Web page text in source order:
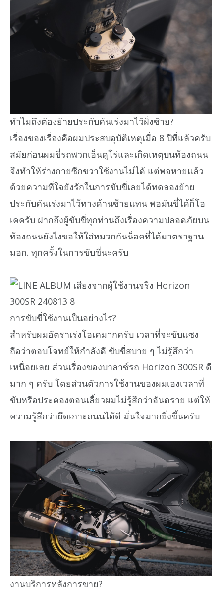
ทำไมถึงต้องย้ายประกับคันเร่งมาไว้ฝั่งซ้าย?
เรื่องของเรื่องคือผมประสบอุบัติเหตุเมื่อ 8 ปีที่แล้วครับ
สมัยก่อนผมขี่รถพวกเอ็นดูโร่และเกิดเหตุบนท้องถนน
จึงทำให้ร่างกายซีกขวาใช้งานไม่ได้ แต่พอหายแล้ว
ด้วยความที่ใจยังรักในการขับขี่เลยได้ทดลองย้าย
ประกับคันเร่งมาไว้ทางด้านซ้ายแทน พอมันขี่ได้ก็โอ
เคครับ ฝากถึงผู้ขับขี่ทุกท่านถึงเรื่องความปลอดภัยบน
ท้องถนนยังไงขอให้ใส่หมวกกันน็อคที่ได้มาตราฐาน
มอก. ทุกครั้งในการขับขี่นะครับ
การขับขี่ใช้งานเป็นอย่างไร?
สำหรับผมอัตราเร่งโอเคมากครับ เวลาที่จะขับแซง
ถือว่าตอบโจทย์ให้กำลังดี ขับขี่สบาย ๆ ไม่รู้สึกว่า
เหนื่อยเลย ส่วนเรื่องของบาลาซ์รถ Horizon 300SR ดี
มาก ๆ ครับ โดยส่วนตัวการใช้งานของผมเองเวลาที่
ขับหรือประคองตอนเลี้ยวผมไม่รู้สึกว่าอันตราย แต่ให้
ความรู้สึกว่ายึดเกาะถนนได้ดี มั่นใจมากยิ่งขึ้นครับ
งานบริการหลังการขาย?